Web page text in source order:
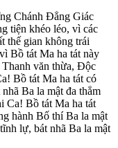
Chánh Đẳng Giác
tiện khéo léo, vì các
thế gian không trái
Bồ tát Ma ha tát này
Thanh văn thừa, Độc
Bồ tát Ma ha tát có
Ba la mật đa thẳm
Ca! Bồ tát Ma ha tát
hành Bố thí Ba la mật
lự, bát nhã Ba la mật